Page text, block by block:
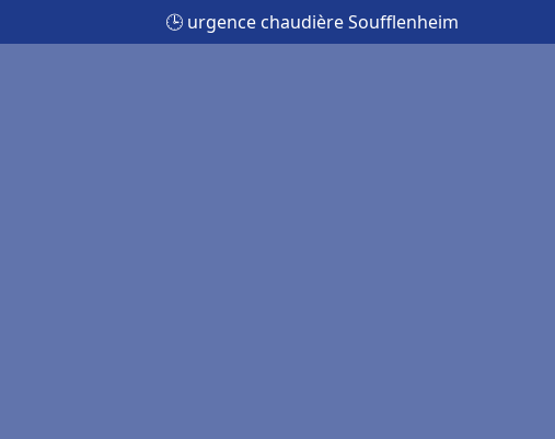
🕒 urgence chaudière Soufflenheim